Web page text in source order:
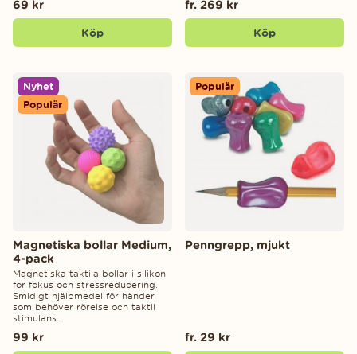
69 kr
Köp
fr. 269 kr
Köp
Nyhet
Populär
Magnetiska bollar Medium,
4-pack
Magnetiska taktila bollar i silikon
för fokus och stressreducering.
Smidigt hjälpmedel för händer
som behöver rörelse och taktil
stimulans.
99 kr
Populär
Penngrepp, mjukt
fr. 29 kr